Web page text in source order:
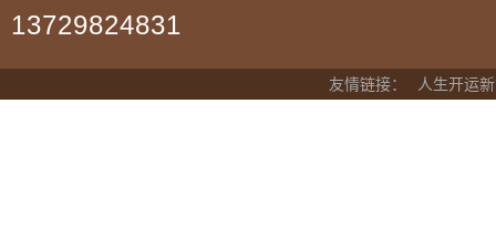
13729824831
友情链接： 人生开运